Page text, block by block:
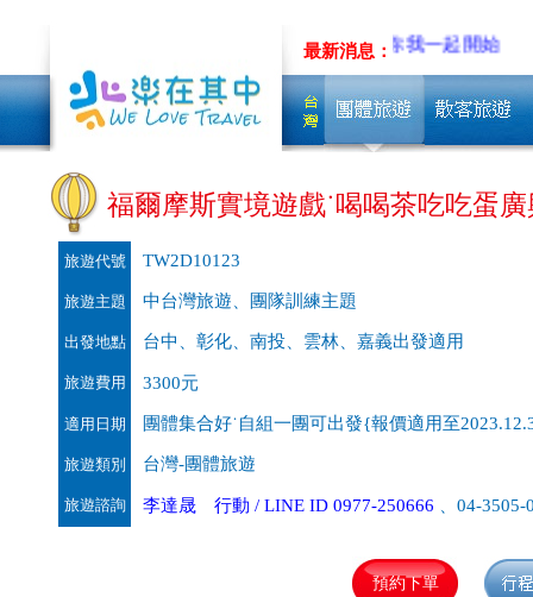
最新消息：
低碳旅行，從你我一起開始
福爾摩斯實境遊戲˙喝喝茶吃吃蛋
旅遊代號 TW2D10123
旅遊主題 中台灣旅遊、團隊訓練主題
出發地點 台中、彰化、南投、雲林、嘉義出發適用
旅遊費用 3300元
適用日期 團體集合好˙自組一團可出發{報價適用至
旅遊類別 台灣-團體旅遊
旅遊諮詢 李達晟 行動 / LINE ID 0977-250666 、04-3505-